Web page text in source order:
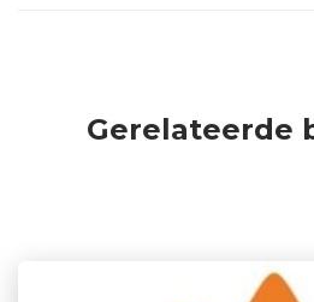
Gerelateerde